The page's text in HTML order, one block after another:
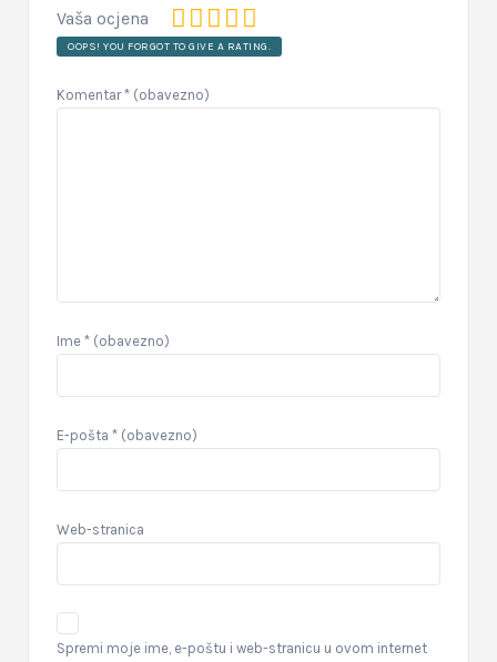
Vaša ocjena
OOPS! YOU FORGOT TO GIVE A RATING.
Komentar* (obavezno)
Ime * (obavezno)
E-pošta * (obavezno)
Web-stranica
Spremi moje ime, e-poštu i web-stranicu u ovom internet